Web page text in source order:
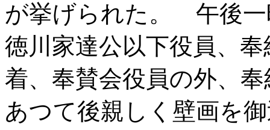
が挙げられた。 午後一
徳川家達公以下役員、
着、奉賛会役員の外、
あつて後親しく壁画を